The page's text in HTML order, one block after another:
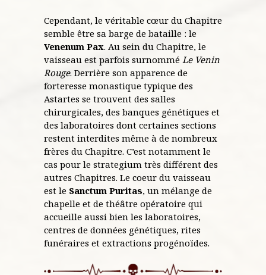
Cependant, le véritable cœur du Chapitre
semble être sa barge de bataille : le
Venenum Pax. Au sein du Chapitre, le
vaisseau est parfois surnommé Le Venin
Rouge. Derrière son apparence de
forteresse monastique typique des
Astartes se trouvent des salles
chirurgicales, des banques génétiques et
des laboratoires dont certaines sections
restent interdites même à de nombreux
frères du Chapitre. C’est notamment le
cas pour le strategium très différent des
autres Chapitres. Le coeur du vaisseau
est le Sanctum Puritas, un mélange de
chapelle et de théâtre opératoire qui
accueille aussi bien les laboratoires,
centres de données génétiques, rites
funéraires et extractions progénoïdes.